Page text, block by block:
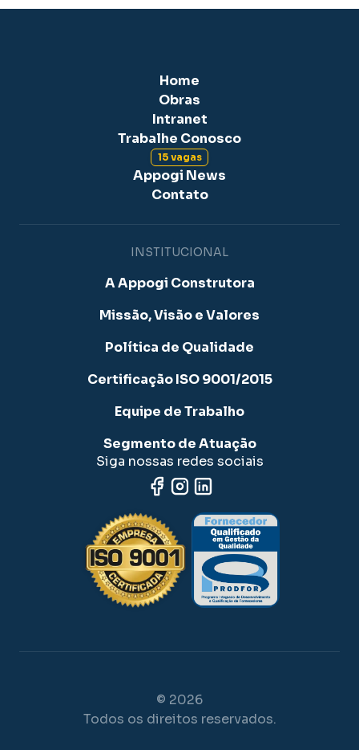
Home
Obras
Intranet
Trabalhe Conosco
15 vagas
Appogi News
Contato
INSTITUCIONAL
A Appogi Construtora
Missão, Visão e Valores
Política de Qualidade
Certificação ISO 9001/2015
Equipe de Trabalho
Segmento de Atuação
Siga nossas redes sociais
© 2026
Todos os direitos reservados.